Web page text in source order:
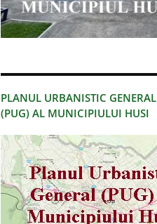
PLANUL URBANISTIC GENERAL
(PUG) AL MUNICIPIULUI HUSI